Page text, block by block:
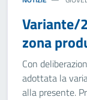
Variante/
zona
Con
adottata la
alla presente.